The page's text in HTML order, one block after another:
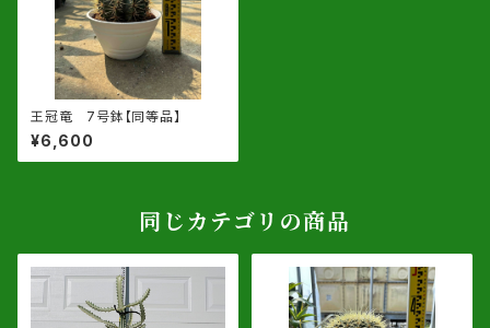
王冠竜 7号鉢【同等品】
¥6,600
同じカテゴリの商品